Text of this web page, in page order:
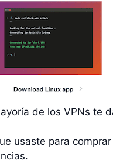
de los VPNs te
usaste para